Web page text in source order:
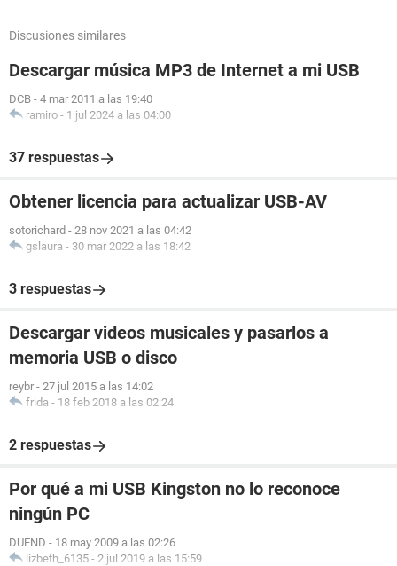
Discusiones similares
Descargar música MP3 de Internet a mi USB
DCB - 4 mar 2011 a las 19:40
ramiro - 1 jul 2024 a las 04:00
37 respuestas
Obtener licencia para actualizar USB-AV
sotorichard - 28 nov 2021 a las 04:42
gslaura - 30 mar 2022 a las 18:42
3 respuestas
Descargar videos musicales y pasarlos a
memoria USB o disco
reybr - 27 jul 2015 a las 14:02
frida - 18 feb 2018 a las 02:24
2 respuestas
Por qué a mi USB Kingston no lo reconoce
ningún PC
DUEND - 18 may 2009 a las 02:26
lizbeth_6135 - 2 jul 2019 a las 15:59